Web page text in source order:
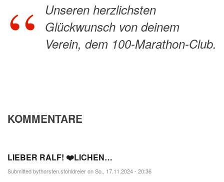
Unseren herzlichsten
Glückwunsch von deinem
Verein, dem 100-Marathon-Club.
KOMMENTARE
LIEBER RALF! ❤️LICHEN…
Submitted bythorsten.stohldreieron So., 17.11.2024 - 20:36